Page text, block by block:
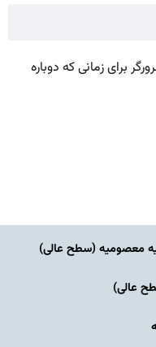
برای زمانی که دوباره
معصومیه‌ (سطح عالی)
عالی)